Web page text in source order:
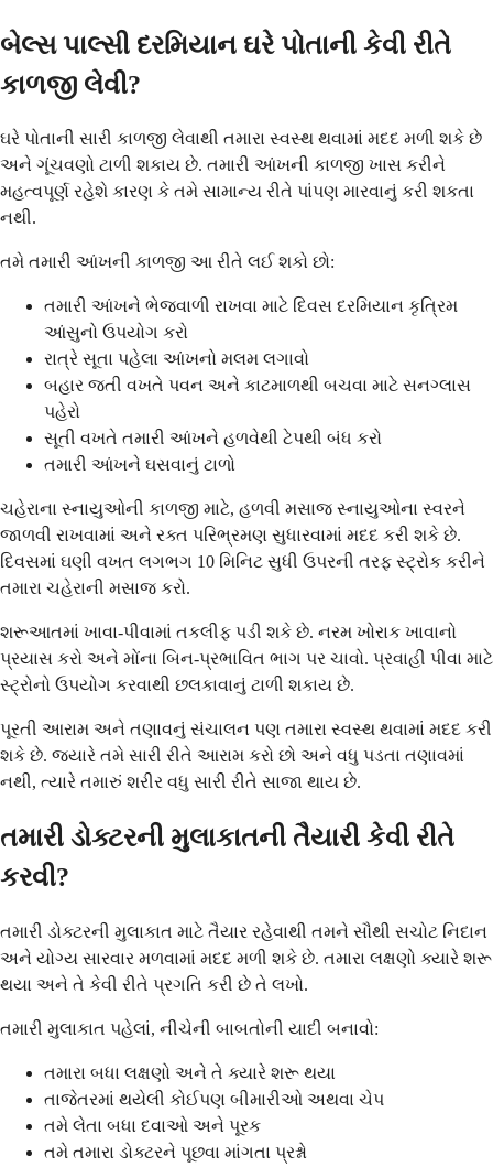
બેલ્સ પાલ્સી દરમિયાન ઘરે પોતાની કેવી રીતે
કાળજી લેવી?
ઘરે પોતાની સારી કાળજી લેવાથી તમારા સ્વસ્થ થવામાં મદદ મળી શકે છે
અને ગૂંચવણો ટાળી શકાય છે. તમારી આંખની કાળજી ખાસ કરીને
મહત્વપૂર્ણ રહેશે કારણ કે તમે સામાન્ય રીતે પાંપણ મારવાનું કરી શકતા
નથી.
તમે તમારી આંખની કાળજી આ રીતે લઈ શકો છો:
તમારી આંખને ભેજવાળી રાખવા માટે દિવસ દરમિયાન કૃત્રિમ
આંસુનો ઉપયોગ કરો
રાત્રે સૂતા પહેલા આંખનો મલમ લગાવો
બહાર જતી વખતે પવન અને કાટમાળથી બચવા માટે સનગ્લાસ
પહેરો
સૂતી વખતે તમારી આંખને હળવેથી ટેપથી બંધ કરો
તમારી આંખને ઘસવાનું ટાળો
ચહેરાના સ્નાયુઓની કાળજી માટે, હળવી મસાજ સ્નાયુઓના સ્વરને
જાળવી રાખવામાં અને રક્ત પરિભ્રમણ સુધારવામાં મદદ કરી શકે છે.
દિવસમાં ઘણી વખત લગભગ 10 મિનિટ સુધી ઉપરની તરફ સ્ટ્રોક કરીને
તમારા ચહેરાની મસાજ કરો.
શરૂઆતમાં ખાવા-પીવામાં તકલીફ પડી શકે છે. નરમ ખોરાક ખાવાનો
પ્રયાસ કરો અને મોંના બિન-પ્રભાવિત ભાગ પર ચાવો. પ્રવાહી પીવા માટે
સ્ટ્રોનો ઉપયોગ કરવાથી છલકાવાનું ટાળી શકાય છે.
પૂરતી આરામ અને તણાવનું સંચાલન પણ તમારા સ્વસ્થ થવામાં મદદ કરી
શકે છે. જ્યારે તમે સારી રીતે આરામ કરો છો અને વધુ પડતા તણાવમાં
નથી, ત્યારે તમારું શરીર વધુ સારી રીતે સાજા થાય છે.
તમારી ડોક્ટરની મુલાકાતની તૈયારી કેવી રીતે
કરવી?
તમારી ડોક્ટરની મુલાકાત માટે તૈયાર રહેવાથી તમને સૌથી સચોટ નિદાન
અને યોગ્ય સારવાર મળવામાં મદદ મળી શકે છે. તમારા લક્ષણો ક્યારે શરૂ
થયા અને તે કેવી રીતે પ્રગતિ કરી છે તે લખો.
તમારી મુલાકાત પહેલાં, નીચેની બાબતોની યાદી બનાવો:
તમારા બધા લક્ષણો અને તે ક્યારે શરૂ થયા
તાજેતરમાં થયેલી કોઈપણ બીમારીઓ અથવા ચેપ
તમે લેતા બધા દવાઓ અને પૂરક
તમે તમારા ડોક્ટરને પૂછવા માંગતા પ્રશ્નો